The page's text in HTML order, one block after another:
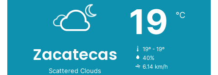
Zacatecas
Scattered Clouds
19 ℃
19º - 19º
40%
6.14 km/h